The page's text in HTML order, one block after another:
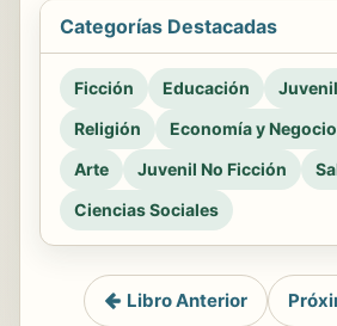
Categorías Destacadas
Ficción Educación
Religión
Economía y
Arte
Juvenil No Ficción
Ciencias Sociales
Libro Anterior